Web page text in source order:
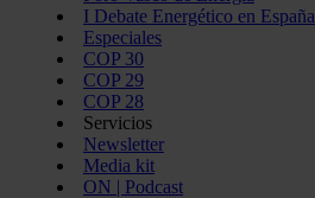
I Debate Energético en España
Especiales
COP 30
COP 29
COP 28
Servicios
Newsletter
Media kit
ON | Podcast